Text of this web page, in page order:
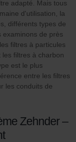
adapté. Mais tous
d'utilisation, la
différents types de
examinons de près
filtres à particules
filtres à charbon
est le plus
entre les filtres
les conduits de
Zehnder –